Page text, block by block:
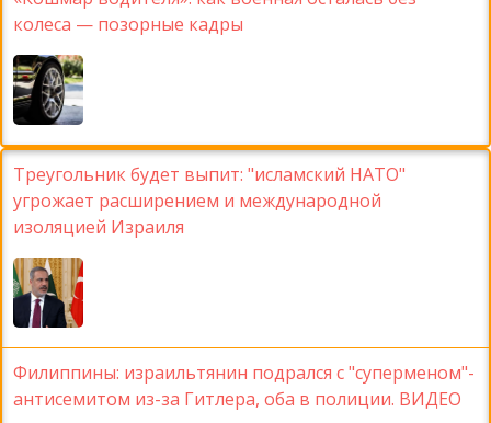
колеса — позорные кадры
Треугольник будет выпит: "исламский НАТО"
угрожает расширением и международной
изоляцией Израиля
Филиппины: израильтянин подрался с "суперменом"-
антисемитом из-за Гитлера, оба в полиции. ВИДЕО